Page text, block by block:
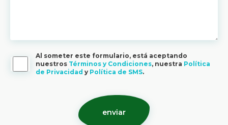
Al someter este formulario, está aceptando
nuestros Términos y Condiciones, nuestra Política
de Privacidad y Política de SMS.